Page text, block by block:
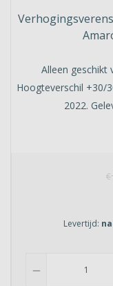
Alleen geschikt
Hoogteverschil +30/
2022.
€
Levertijd:
remove